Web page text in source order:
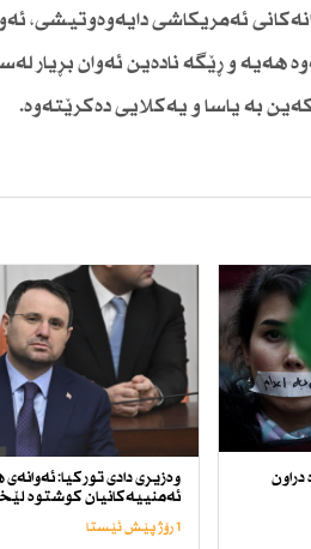
ئەمریكاشی دایەوەوتیشی،
هەیە و ڕێگە نادەین ئەوان بڕیار
بە یاسا و یەكلایی دەكرێتەوە.
وەزیری دادی توركیا:
ئەمنییەكانیان كوشتوە
1 رۆژ پێش ئێستا